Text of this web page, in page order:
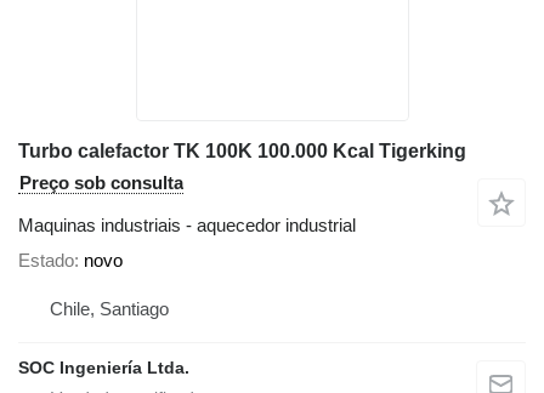
Turbo calefactor TK 100K 100.000 Kcal Tigerking
Preço sob consulta
Maquinas industriais - aquecedor industrial
Estado novo
Chile, Santiago
SOC Ingeniería Ltda.